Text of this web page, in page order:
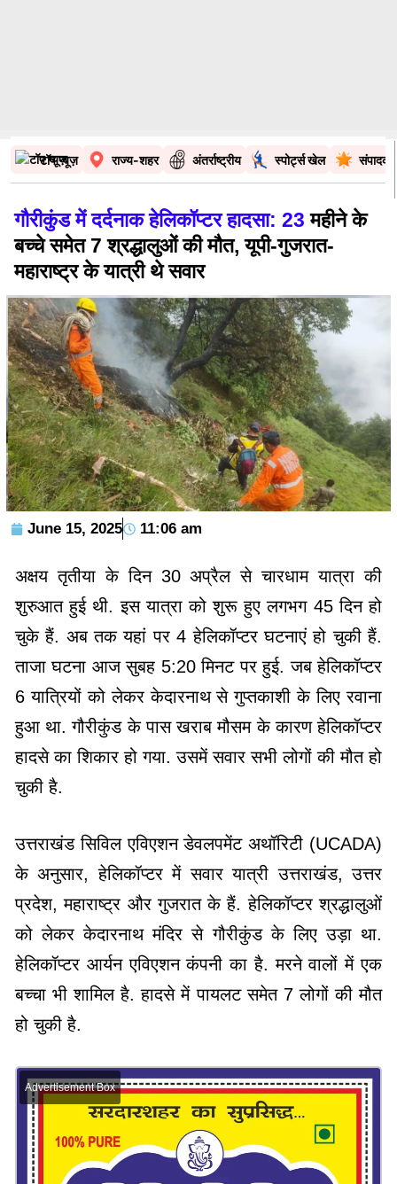
टॉप न्यूज़ राज्य-शहर अंतर्राष्ट्रीय स्पोर्ट्स खेल
गौरीकुंड में दर्दनाक हेलिकॉप्टर हादसा: 23 महीने के
बच्चे समेत 7 श्रद्धालुओं की मौत, यूपी-गुजरात-
महाराष्ट्र के यात्री थे सवार
June 15, 2025 11:06 am
अक्षय तृतीया के दिन 30 अप्रैल से चारधाम यात्रा की
शुरुआत हुई थी. इस यात्रा को शुरू हुए लगभग 45 दिन हो
चुके हैं. अब तक यहां पर 4 हेलिकॉप्टर घटनाएं हो चुकी हैं.
ताजा घटना आज सुबह 5:20 मिनट पर हुई. जब हेलिकॉप्टर
6 यात्रियों को लेकर केदारनाथ से गुप्तकाशी के लिए रवाना
हुआ था. गौरीकुंड के पास खराब मौसम के कारण हेलिकॉप्टर
हादसे का शिकार हो गया. उसमें सवार सभी लोगों की मौत हो
चुकी है.
उत्तराखंड सिविल एविएशन डेवलपमेंट अथॉरिटी (UCADA)
के अनुसार, हेलिकॉप्टर में सवार यात्री उत्तराखंड, उत्तर
प्रदेश, महाराष्ट्र और गुजरात के हैं. हेलिकॉप्टर श्रद्धालुओं
को लेकर केदारनाथ मंदिर से गौरीकुंड के लिए उड़ा था.
हेलिकॉप्टर आर्यन एविएशन कंपनी का है. मरने वालों में एक
बच्चा भी शामिल है. हादसे में पायलट समेत 7 लोगों की मौत
हो चुकी है.
Advertisement Box